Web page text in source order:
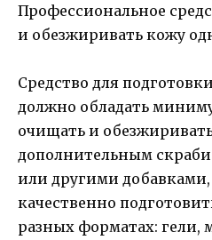
Профессиональное
и обезжиривать кожу
Средство для
должно обладать
очищать и
дополнительным
или другими
качественно
разных форматах: гели,